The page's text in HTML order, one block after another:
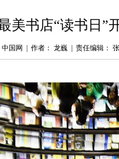
美书店“读书日”
国网 作者： 龙巍 责任编辑：